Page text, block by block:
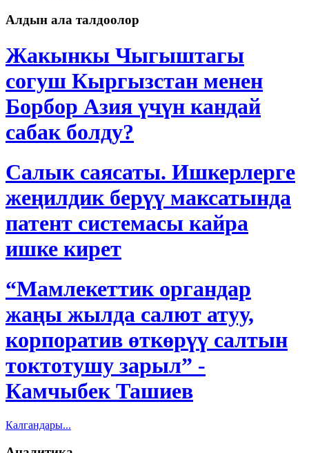
Алдын ала талдоолор
Жакынкы Чыгыштагы
согуш Кыргызстан менен
Борбор Азия үчүн кандай
сабак болду?
Салык саясаты. Ишкерлерге
жеңилдик берүү максатында
патент системасы кайра
ишке кирет
“Мамлекеттик органдар
жаңы жылда салют атуу,
корпоратив өткөрүү салтын
токтотушу зарыл” -
Камчыбек Ташиев
Калгандары...